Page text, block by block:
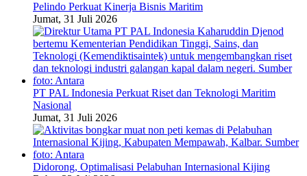
Pelindo Perkuat Kinerja Bisnis Maritim
Jumat, 31 Juli 2026
PT PAL Indonesia Perkuat Riset dan Teknologi Maritim
Nasional
Jumat, 31 Juli 2026
Didorong, Optimalisasi Pelabuhan Internasional Kijing